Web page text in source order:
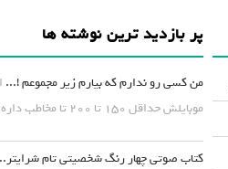
پر بازدید ترین نوشته ها
من کسی رو ندارم که بیارم زیر مجموعم !...
موبایلش حداقل ۱۵۰ تا ۲۰۰ تا مخاطب داره، پس مشکل اصلی...
کتاب صوتی چهار رنگ شخصیتی تام